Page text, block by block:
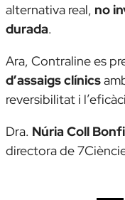
alternativa real, no
durada.
Ara, Contraline es
d’assaigs clínics
reversibilitat i
Dra. Núria Coll
directora de